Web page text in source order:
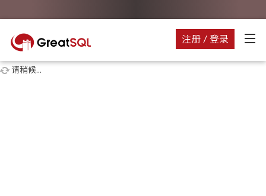
注册 / 登录
请稍候...